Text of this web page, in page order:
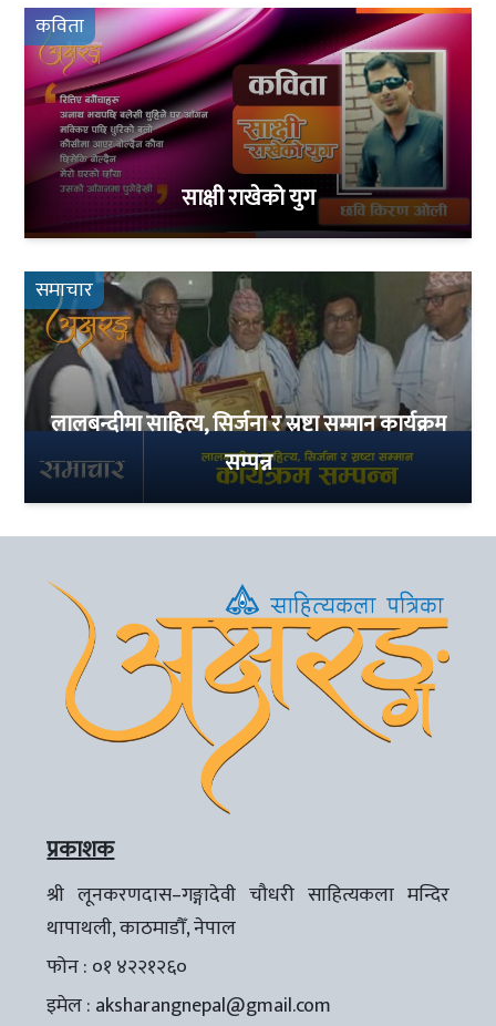
कविता
साक्षी राखेको युग
समाचार
लालबन्दीमा साहित्य, सिर्जना र स्रष्टा सम्मान कार्यक्रम
सम्पन्न
प्रकाशक
श्री लूनकरणदास–गङ्गादेवी चौधरी साहित्यकला मन्दिर
थापाथली, काठमाडौँ, नेपाल
फोन : ०१ ४२२१२६०
इमेल : aksharangnepal@gmail.com